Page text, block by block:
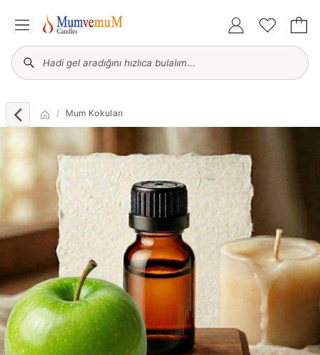
Mum Kokuları